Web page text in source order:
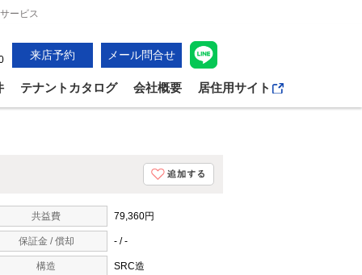
ービス
来店予約 メール問合せ
テナントカタログ 会社概要 居住用サイト
共益費 79,360円
保証金 / 償却 - / -
構造 SRC造